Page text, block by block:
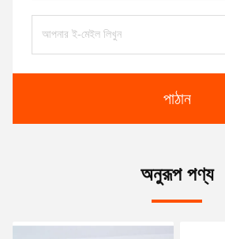
পাঠান
অনুরূপ পণ্য